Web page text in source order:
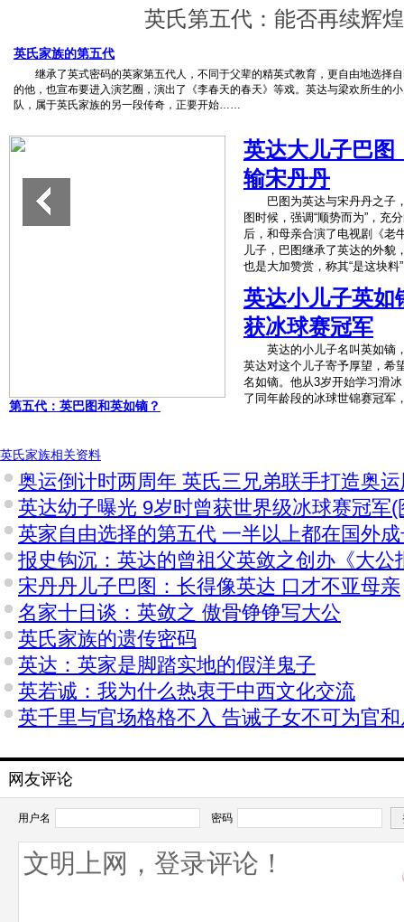
英氏第五代：能否再续辉
英氏家族的第五代
继承了英式密码的英家第五代人，不同于父辈的精英式教育，更自由地选择
的他，也宣布要进入演艺圈，演出了《李春天的春天》等戏。英达与梁欢所生的
队，属于英氏家族的另一段传奇，正要开始……
第五代：英巴图和英如镝？
英达大儿子巴图
输宋丹丹
巴图为英达与宋丹丹之子，
图时候，强调“顺势而为”，充
后，和母亲合演了电视剧《老
儿子，巴图继承了英达的外貌
也是大加赞赏，称其“是这块料
英达小儿子英如
获冰球赛冠军
英达的小儿子名叫英如镝，
英达对这个儿子寄予厚望，希
名如镝。他从3岁开始学习滑
了同年龄段的冰球世锦赛冠军
英氏家族相关资料
奥运倒计时两周年 英氏三兄弟联手打造奥
英达幼子曝光 9岁时曾获世界级冰球赛冠军(
英家自由选择的第五代 一半以上都在国外
报史钩沉：英达的曾祖父英敛之创办《大公
宋丹丹儿子巴图：长得像英达 口才不亚母亲
名家十日谈：英敛之 傲骨铮铮写大公
英氏家族的遗传密码
英达：英家是脚踏实地的假洋鬼子
英若诚：我为什么热衷于中西文化交流
英千里与官场格格不入 告诫子女不可为官
网友评论
用户名 密码